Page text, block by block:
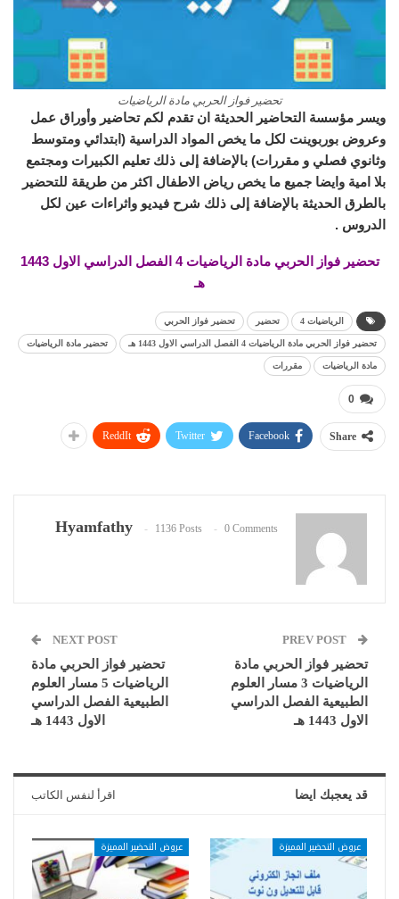
تحضير فواز الحربي مادة الرياضيات
ويسر مؤسسة التحاضير الحديثة ان تقدم لكم تحاضير وأوراق عمل
وعروض بوربوينت لكل ما يخص المواد الدراسية (ابتدائي ومتوسط
وثانوي فصلي و مقررات) بالإضافة إلى ذلك تعليم الكبيرات ومجتمع
بلا امية وايضا جميع ما يخص رياض الاطفال اكثر من طريقة للتحضير
بالطرق الحديثة بالإضافة إلى ذلك شرح فيديو واثراءات عين لكل
الدروس .
تحضير فواز الحربي مادة الرياضيات 4 الفصل الدراسي الاول 1443
هـ
الرياضيات 4 تحضير تحضير فواز الحربي
تحضير فواز الحربي مادة الرياضيات 4 الفصل الدراسي الاول 1443 هـ تحضير مادة الرياضيات
مادة الرياضيات مقررات
0
Share
Facebook
Twitter
ReddIt
Hyamfathy 1136 Posts 0 Comments
تحضير فواز الحربي مادة
الرياضيات 3 مسار العلوم
الطبيعية الفصل الدراسي
الاول 1443 هـ
NEXT POST
تحضير فواز الحربي مادة
الرياضيات 5 مسار العلوم
الطبيعية الفصل الدراسي
الاول 1443 هـ
قد يعجبك ايضا اقرأ لنفس الكاتب
عروض التحضير المميزة عروض التحضير المميزة